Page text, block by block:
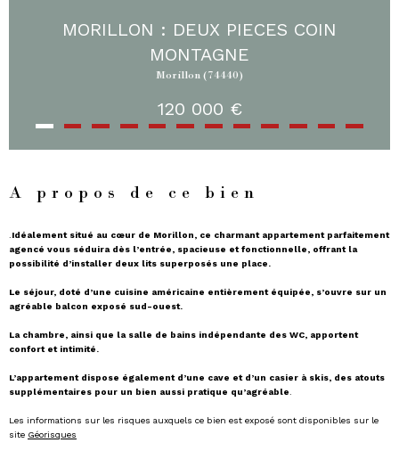
MORILLON : DEUX PIECES COIN
MONTAGNE
Morillon (74440)
120 000 €
A propos de ce bien
.Idéalement situé au cœur de Morillon, ce charmant appartement parfaitement
agencé vous séduira dès l’entrée, spacieuse et fonctionnelle, offrant la
possibilité d’installer deux lits superposés une place.
Le séjour, doté d’une cuisine américaine entièrement équipée, s’ouvre sur un
agréable balcon exposé sud-ouest.
La chambre, ainsi que la salle de bains indépendante des WC, apportent
confort et intimité.
L’appartement dispose également d’une cave et d’un casier à skis, des atouts
supplémentaires pour un bien aussi pratique qu’agréable.
Les informations sur les risques auxquels ce bien est exposé sont disponibles sur le
site Géorisques